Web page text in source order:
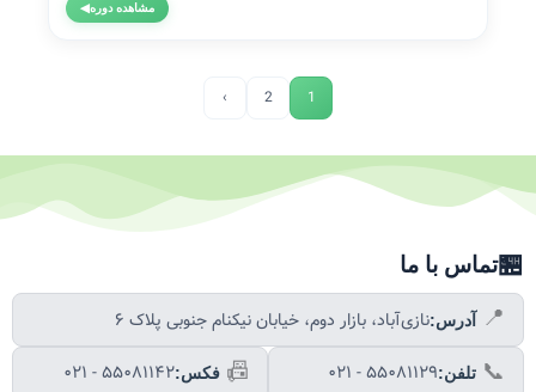
مشاهده دوره◀
1
2
›
🏪تماس با ما
📍 آدرس:نازی‌آباد، بازار دوم، خیابان نیکنام جنوبی پلاک ۶
📞 تلفن:۰۲۱ - ۵۵۰۸۱۱۲۹ 📠 فکس:۰۲۱ - ۵۵۰۸۱۱۴۲